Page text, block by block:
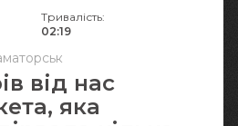
від нас
яка
Тривалість:
02:19